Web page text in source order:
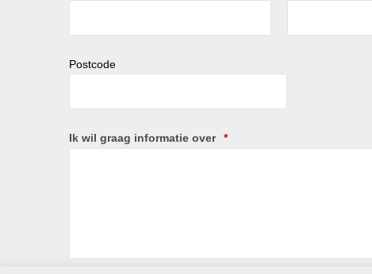
Postcode
Ik wil graag informatie over *